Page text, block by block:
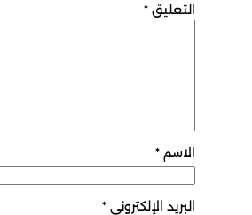
التعليق *
الاسم *
البريد الإلكتروني *